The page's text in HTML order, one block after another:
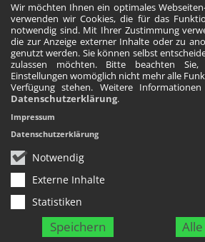
Wir möchten Ihnen ein optimales
verwenden wir Cookies, die für das
notwendig sind. Mit Ihrer Zustimmung
die zur Anzeige externer Inhalte oder zu
genutzt werden. Sie können selbst
zulassen möchten. Bitte beachten
Einstellungen womöglich nicht mehr alle
Verfügung stehen. Weitere
Datenschutzerklärung.
Notwendig
Externe Inhalte
Statistiken
Speichern
Impressum
Datenschutzerklärung